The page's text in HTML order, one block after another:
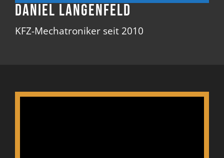
Daniel Langenfeld
KFZ-Mechatroniker seit 2010